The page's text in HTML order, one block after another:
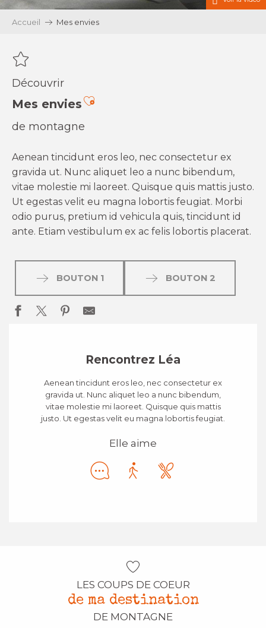
Accueil Mes envies
Découvrir
Mes enviesAjouter aux favoris
de montagne
Aenean tincidunt eros leo, nec consectetur ex
gravida ut. Nunc aliquet leo a nunc bibendum,
vitae molestie mi laoreet. Quisque quis mattis justo.
Ut egestas velit eu magna lobortis feugiat. Morbi
odio purus, pretium id vehicula quis, tincidunt id
ante. Etiam vestibulum ex ac felis lobortis placerat.
BOUTON 1 BOUTON 2
Rencontrez Léa
Aenean tincidunt eros leo, nec consectetur ex
gravida ut. Nunc aliquet leo a nunc bibendum,
vitae molestie mi laoreet. Quisque quis mattis
justo. Ut egestas velit eu magna lobortis feugiat.
Elle aime
LES COUPS DE COEUR
de ma destination
DE MONTAGNE